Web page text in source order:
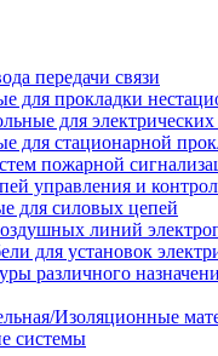
передачи связи
для прокладки
для
для стационарной
пожарной
управления и
для силовых цепей
линий
для установок
различного
Изоляционные
системы